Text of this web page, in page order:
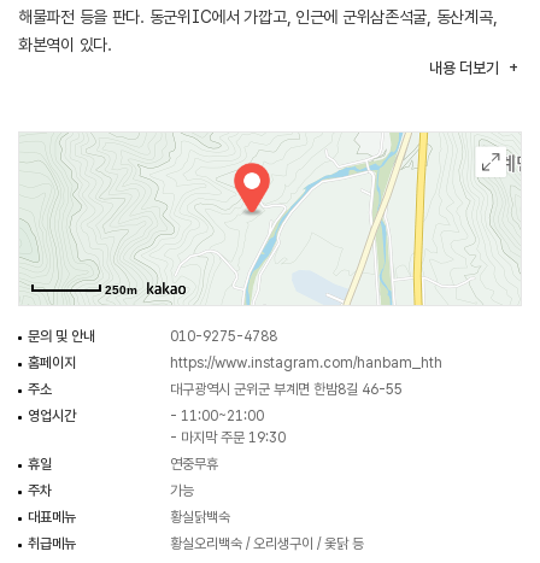
해물파전 등을 판다. 동군위IC에서 가깝고, 인근에 군위삼존석굴, 동산계곡,
화본역이 있다.
내용 더보기
250m
문의 및 안내
010-9275-4788
홈페이지
https://www.instagram.com/hanbam_hth
주소
대구광역시 군위군 부계면 한밤8길 46-55
영업시간
- 11:00~21:00
- 마지막 주문 19:30
휴일
연중무휴
주차
가능
대표메뉴
황실닭백숙
취급메뉴
황실오리백숙 / 오리생구이 / 옻닭 등